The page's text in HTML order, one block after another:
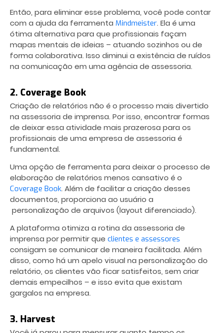
Então, para eliminar esse problema, você pode contar
com a ajuda da ferramenta Mindmeister. Ela é uma
ótima alternativa para que profissionais façam
mapas mentais de ideias – atuando sozinhos ou de
forma colaborativa. Isso diminui a existência de ruídos
na comunicação em uma agência de assessoria.
2. Coverage Book
Criação de relatórios não é o processo mais divertido
na assessoria de imprensa. Por isso, encontrar formas
de deixar essa atividade mais prazerosa para os
profissionais de uma empresa de assessoria é
fundamental.
Uma opção de ferramenta para deixar o processo de
elaboração de relatórios menos cansativo é o
Coverage Book. Além de facilitar a criação desses
documentos, proporciona ao usuário a
personalização de arquivos (layout diferenciado).
A plataforma otimiza a rotina da assessoria de
imprensa por permitir que clientes e assessores
consigam se comunicar de maneira facilitada. Além
disso, como há um apelo visual na personalização do
relatório, os clientes vão ficar satisfeitos, sem criar
demais empecilhos – e isso evita que existam
gargalos na empresa.
3. Harvest